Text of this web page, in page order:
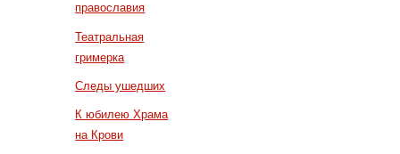
православия
Театральная
гримерка
Следы ушедших
К юбилею Храма
на Крови